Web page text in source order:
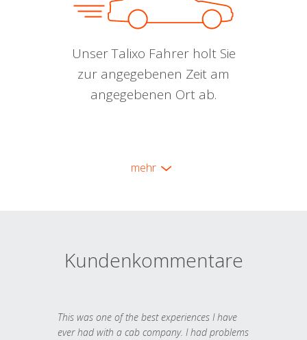
Unser Talixo Fahrer holt Sie
zur angegebenen Zeit am
angegebenen Ort ab.
mehr
Kundenkommentare
This was one of the best experiences I have
ever had with a cab company. I had problems